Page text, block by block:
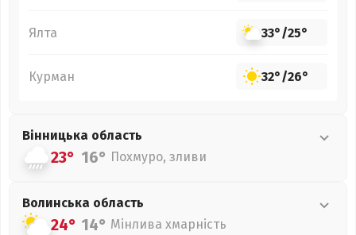
Ялта 33°/25°
Курман 32°/26°
Вінницька область
23° 16° Похмуро, зливи
Волинська область
24° 14° Мінлива хмарність